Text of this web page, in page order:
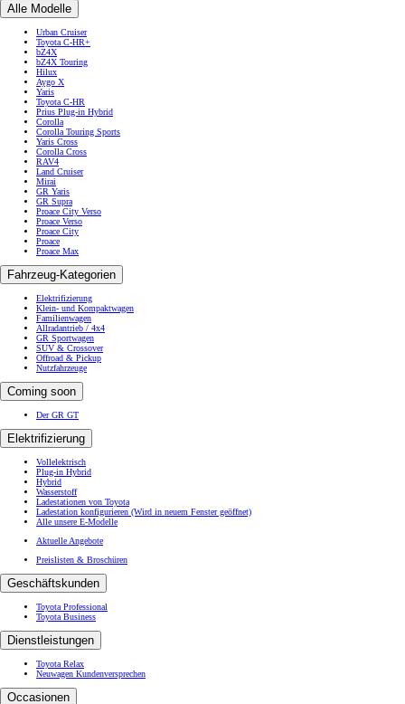
Alle Modelle
Urban Cruiser
Toyota C-HR+
bZ4X
bZ4X Touring
Hilux
Aygo X
Yaris
Toyota C-HR
Prius Plug-in Hybrid
Corolla
Corolla Touring Sports
Yaris Cross
Corolla Cross
RAV4
Land Cruiser
Mirai
GR Yaris
GR Supra
Proace City Verso
Proace Verso
Proace City
Proace
Proace Max
Fahrzeug-Kategorien
Elektrifizierung
Klein- und Kompaktwagen
Familienwagen
Allradantrieb / 4x4
GR Sportwagen
SUV & Crossover
Offroad & Pickup
Nutzfahrzeuge
Coming soon
Der GR GT
Elektrifizierung
Vollelektrisch
Plug-in Hybrid
Hybrid
Wasserstoff
Ladestationen von Toyota
Ladestation konfigurieren (Wird in neuem Fenster geöffnet)
Alle unsere E-Modelle
Aktuelle Angebote
Preislisten & Broschüren
Geschäftskunden
Toyota Professional
Toyota Business
Dienstleistungen
Toyota Relax
Neuwagen Kundenversprechen
Occasionen